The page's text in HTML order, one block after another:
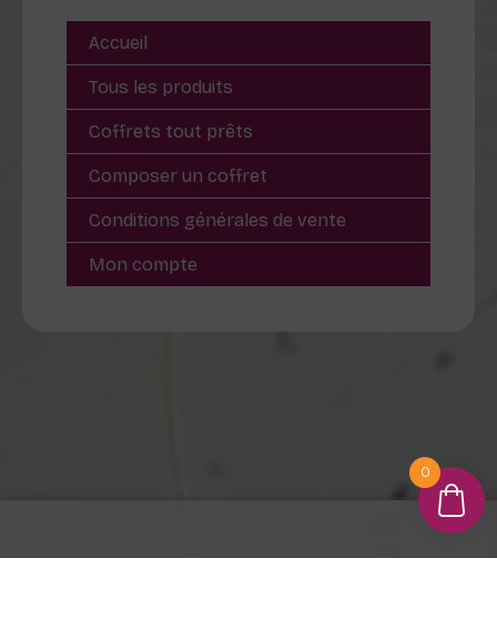
Accueil
Tous les produits
Coffrets tout prêts
Composer un coffret
Conditions générales de vente
Mon compte
0